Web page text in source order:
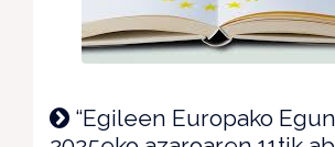
“Egileen Europako